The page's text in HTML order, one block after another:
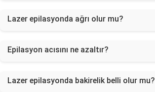
Lazer epilasyonda ağrı olur mu?
Epilasyon acısını ne azaltır?
Lazer epilasyonda bakirelik belli olur mu?